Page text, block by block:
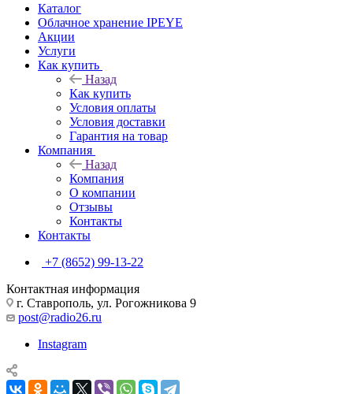
Каталог
Облачное хранение IPEYE
Акции
Услуги
Как купить
Назад
Как купить
Условия оплаты
Условия доставки
Гарантия на товар
Компания
Назад
Компания
О компании
Отзывы
Контакты
Контакты
+7 (8652) 99-13-22
Контактная информация
г. Ставрополь, ул. Рогожникова 9
post@radio26.ru
Instagram